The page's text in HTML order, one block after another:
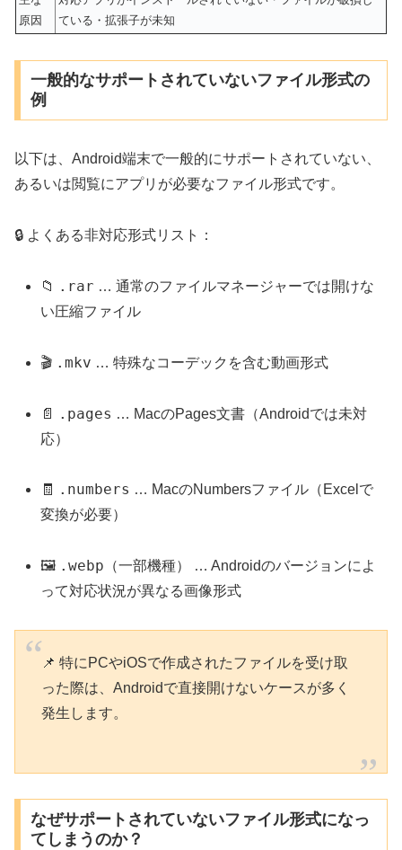
原因
ている・拡張子が未知
一般的なサポートされていないファイル形式の
例
以下は、Android端末で一般的にサポートされていない、
あるいは閲覧にアプリが必要なファイル形式です。
🔒 よくある非対応形式リスト：
📁 .rar … 通常のファイルマネージャーでは開けな
い圧縮ファイル
🎬 .mkv … 特殊なコーデックを含む動画形式
📄 .pages … MacのPages文書（Androidでは未対
応）
🧾 .numbers … MacのNumbersファイル（Excelで
変換が必要）
🖼️ .webp （一部機種） … Androidのバージョンによ
って対応状況が異なる画像形式
📌 特にPCやiOSで作成されたファイルを受け取
った際は、Androidで直接開けないケースが多く
発生します。
なぜサポートされていないファイル形式になっ
てしまうのか？